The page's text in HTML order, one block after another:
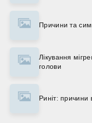
Причини та
Лікування
голови
Риніт: причини